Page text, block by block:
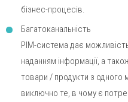
бізнес-процесів.
Багатоканальність
PIM-система дає
наданням інформації, а
товари / продукти з одного
виключно те, в чому є